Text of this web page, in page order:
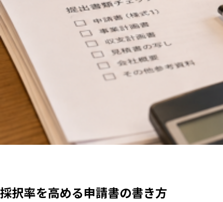
採択率を高める申請書の書き方